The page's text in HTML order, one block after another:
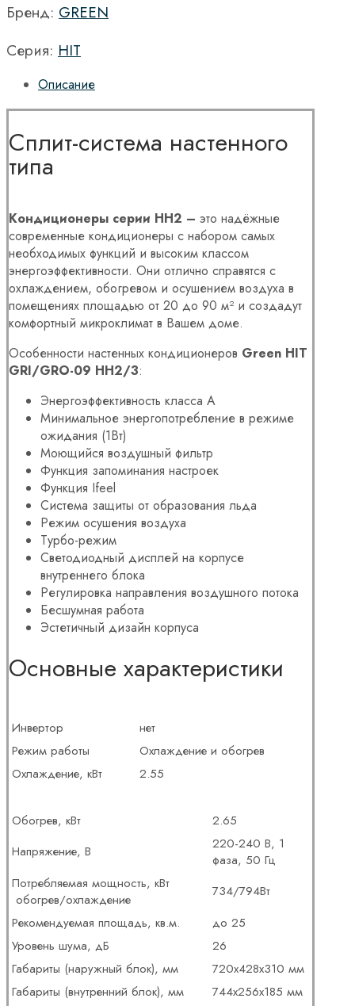
Бренд: GREEN
Серия: HIT
Описание
Сплит-система настенного
типа
Кондиционеры серии HH2 – это надёжные
современные кондиционеры с набором самых
необходимых функций и высоким классом
энергоэффективности. Они отлично справятся с
охлаждением, обогревом и осушением воздуха в
помещениях площадью от 20 до 90 м² и создадут
комфортный микроклимат в Вашем доме.
Особенности настенных кондиционеров Green HIT
GRI/GRO-09 HH2/3:
Энергоэффективность класса А
Минимальное энергопотребление в режиме
ожидания (1Вт)
Моющийся воздушный фильтр
Функция запоминания настроек
Функция Ifeel
Система защиты от образования льда
Режим осушения воздуха
Турбо-режим
Светодиодный дисплей на корпусе
внутреннего блока
Регулировка направления воздушного потока
Бесшумная работа
Эстетичный дизайн корпуса
Основные характеристики
Инвертор
нет
Режим работы
Охлаждение и обогрев
Охлаждение, кВт
2.55
Обогрев, кВт
2.65
Напряжение, В
220-240 В, 1
фаза, 50 Гц
Потребляемая мощность, кВт
обогрев/охлаждение
734/794Вт
Рекомендуемая площадь, кв.м.
до 25
Уровень шума, дБ
26
Габариты (наружный блок), мм
720х428х310 мм
Габариты (внутренний блок), мм
744х256х185 мм